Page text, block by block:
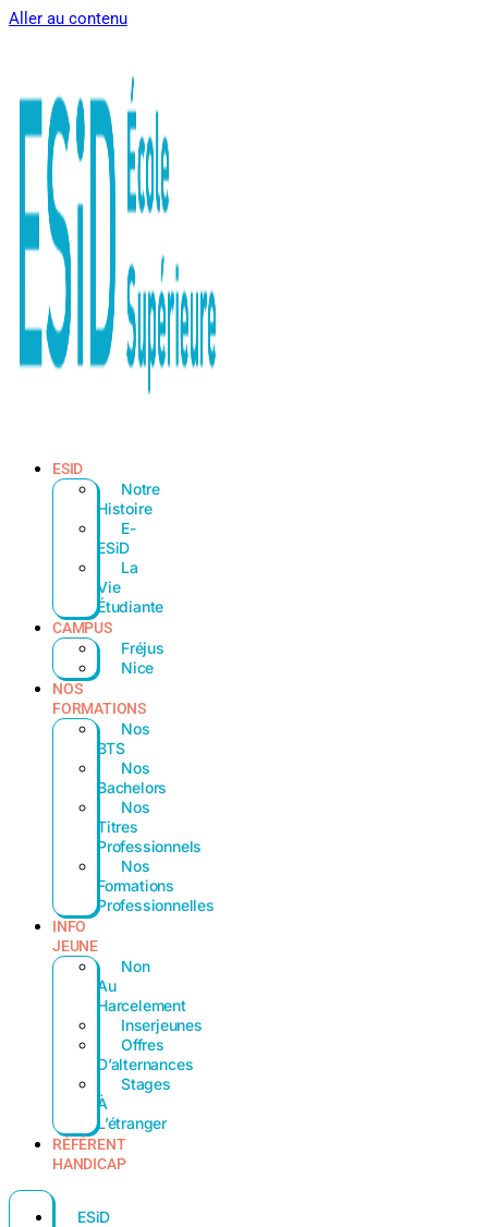
Aller au contenu
ESID
Notre
Histoire
E-
ESiD
La
Vie
Étudiante
CAMPUS
Fréjus
Nice
NOS
FORMATIONS
Nos
BTS
Nos
Bachelors
Nos
Titres
Professionnels
Nos
Formations
Professionnelles
INFO
JEUNE
Non
Au
Harcelement
Inserjeunes
Offres
D’alternances
Stages
À
L’étranger
RÉFÉRENT
HANDICAP
ESiD